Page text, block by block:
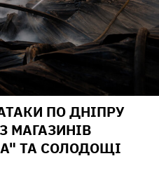
ПО ДНІПРУ
МАГАЗИНІВ
ТА СОЛОДОЩІ